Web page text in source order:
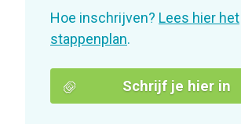
Hoe inschrijven? Lees hier het
stappenplan.
Schrijf je hier in